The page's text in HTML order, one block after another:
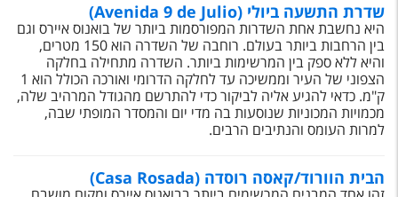
טופס צור קשר
תקנון
נגישות
עקבו אחרינו
שדרת התשעה ביולי (Avenida 9 de Julio)
היא נחשבת אחת השדרות המפורסמות ביותר של בואנוס איירס וגם
בין הרחבות ביותר בעולם. רוחבה של השדרה הוא 150 מטרים,
והיא ללא ספק בין המרשימות ביותר. השדרה מתחילה בחלקה
הצפוני של העיר וממשיכה עד לחלקה הדרומי ואורכה הכולל הוא 1
ק"מ. כדאי להגיע אליה לביקור כדי להתרשם מהגודל המרהיב שלה,
מכמויות המכוניות שנוסעות בה מדי יום והמסדר המופתי שבה,
למרות העומס והנתיבים הרבים.
הבית הוורוד/קאסה רוסדה (Casa Rosada)